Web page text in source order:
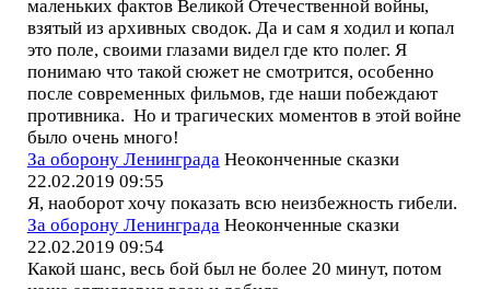
маленьких фактов Великой Отечественной войны,
взятый из архивных сводок. Да и сам я ходил и копал
это поле, своими глазами видел где кто полег. Я
понимаю что такой сюжет не смотрится, особенно
после современных фильмов, где наши побеждают
противника. Но и трагических моментов в этой войне
было очень много!
За оборону Ленинграда Неоконченные сказки
22.02.2019 09:55
Я, наоборот хочу показать всю неизбежность гибели.
За оборону Ленинграда Неоконченные сказки
22.02.2019 09:54
Какой шанс, весь бой был не более 20 минут, потом